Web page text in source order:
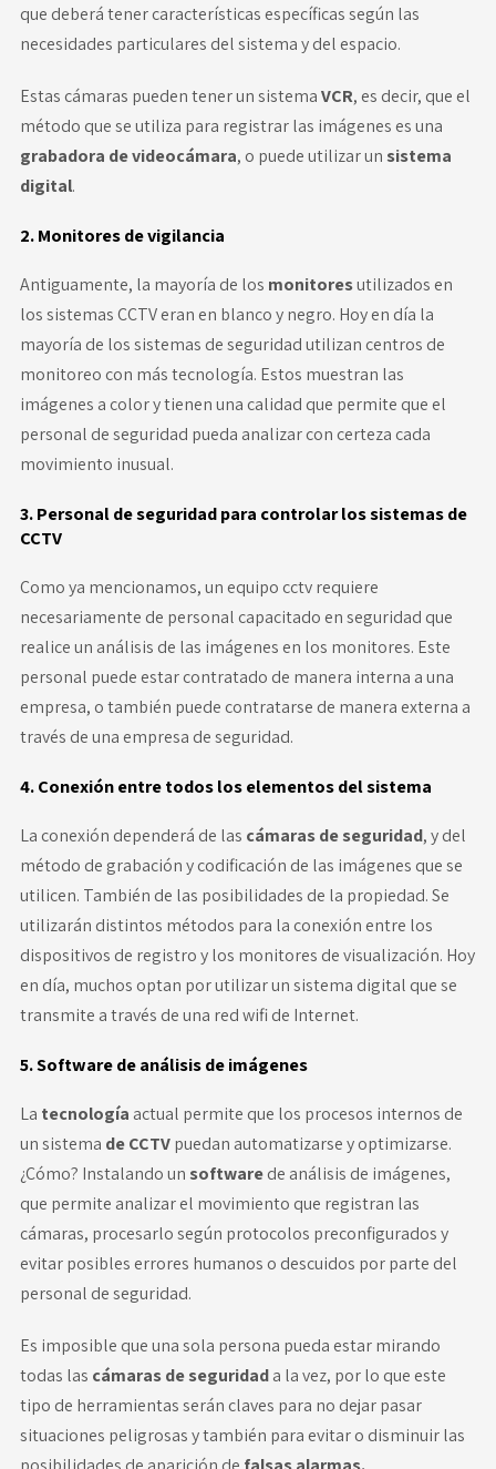
que deberá tener características específicas según las
necesidades particulares del sistema y del espacio.
Estas cámaras pueden tener un sistemaVCR, es decir, que el
método que se utiliza para registrar las imágenes es una
grabadora de videocámara, o puede utilizar un sistema
digital.
2. Monitores de vigilancia
Antiguamente, la mayoría de los monitoresutilizados en
los sistemas CCTV eran en blanco y negro. Hoy en día la
mayoría de los sistemas de seguridad utilizan centros de
monitoreo con más tecnología. Estos muestran las
imágenes a color y tienen una calidad que permite que el
personal de seguridad pueda analizar con certeza cada
movimiento inusual.
3. Personal de seguridad para controlar los sistemas de
CCTV
Como ya mencionamos, un equipo cctvrequiere
necesariamente de personal capacitado en seguridad que
realice un análisis de las imágenes en los monitores. Este
personal puede estar contratado de manera interna a una
empresa, o también puede contratarse de manera externa a
través de una empresa de seguridad.
4. Conexión entre todos los elementos del sistema
La conexión dependerá de las cámaras de seguridad, y del
método de grabación y codificación de las imágenes que se
utilicen. También de las posibilidades de la propiedad. Se
utilizarán distintos métodos para la conexión entre los
dispositivos de registro y los monitores de visualización. Hoy
en día, muchos optan por utilizar un sistema digital que se
transmite a través de una red wifi de Internet.
5. Software de análisis de imágenes
La tecnología actual permite que los procesos internos de
un sistema de CCTVpuedan automatizarse y optimizarse.
¿Cómo? Instalando un softwarede análisis de imágenes,
que permite analizar el movimiento que registran las
cámaras, procesarlo según protocolos preconfigurados y
evitar posibles errores humanos o descuidos por parte del
personal de seguridad.
Es imposible que una sola persona pueda estar mirando
todas las cámaras de seguridada la vez, por lo que este
tipo de herramientas serán claves para no dejar pasar
situaciones peligrosas y también para evitar o disminuir las